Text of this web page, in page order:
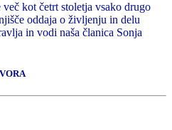
več kot četrt stoletja vsako drugo
oddaja o življenju in delu
in vodi naša članica Sonja